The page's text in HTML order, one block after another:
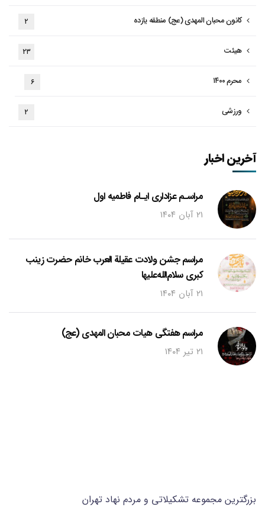
کانون محبان المهدی (عج) منطقه یازده ۲
هیئت ۲۳
محرم ۱۴۰۰ ۶
ورزشی ۲
آخرین اخبار
مراسـم عزاداری ایـام فاطمیه اول
۲۱ آبان ۱۴۰۴
مراسم جشن ولادت عقیلة العرب خانم حضرت زینب
کبری سلام‌الله‌علیها
۲۱ آبان ۱۴۰۴
مراسم هفتگی هیات محبان المهدی (عج)
۲۱ تیر ۱۴۰۴
بزرگترین مجموعه تشکیلاتی و مردم نهاد تهران